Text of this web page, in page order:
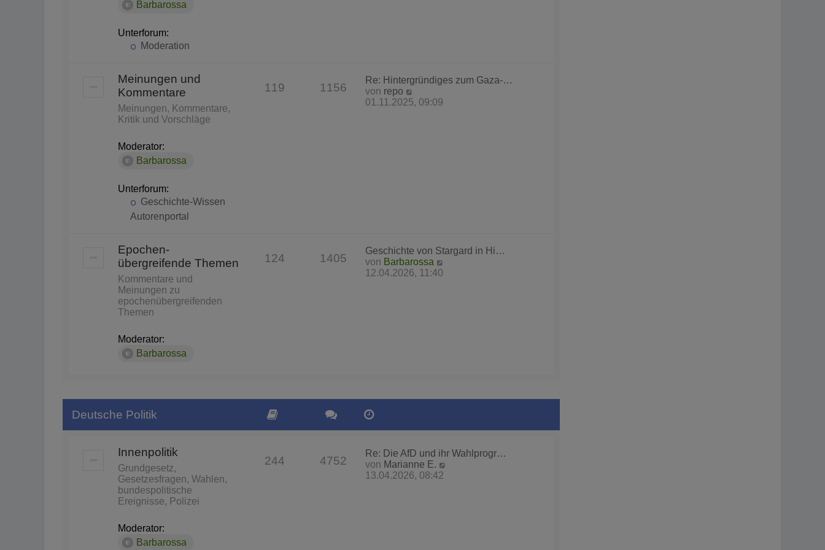
Barbarossa
Unterforum:
Moderation
g
Meinungen und
Kommentare
Meinungen, Kommentare,
Kritik und Vorschläge
Moderator:
Barbarossa
Unterforum:
Geschichte-Wissen
Autorenportal
119 1156
Re: Hintergründiges zum Gaza-…
von repo
e
01.11.2025, 09:09
Epochen-
übergreifende Themen
Kommentare und
Meinungen zu
epochenübergreifenden
Themen
Moderator:
Barbarossa
124 1405
Geschichte von Stargard in Hi…
von Barbarossa
12.04.2026, 11:40
Deutsche Politik
Innenpolitik
Grundgesetz,
Gesetzesfragen, Wahlen,
bundespolitische
Ereignisse, Polizei
Moderator:
Barbarossa
244 4752
Re: Die AfD und ihr Wahlprogr…
von Marianne E.
13.04.2026, 08:42